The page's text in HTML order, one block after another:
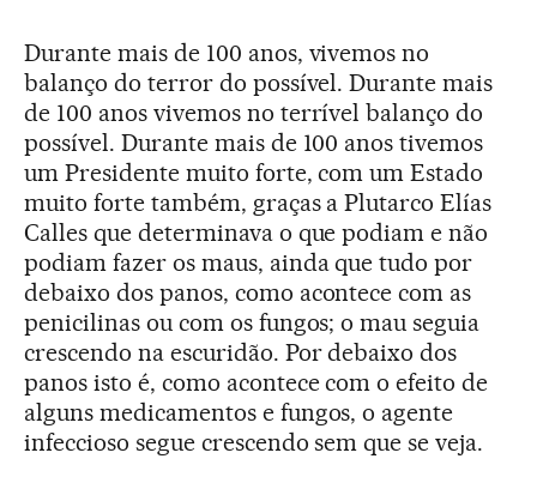
Durante mais de 100 anos, vivemos no
balanço do terror do possível. Durante mais
de 100 anos vivemos no terrível balanço do
possível. Durante mais de 100 anos tivemos
um Presidente muito forte, com um Estado
muito forte também, graças a Plutarco Elías
Calles que determinava o que podiam e não
podiam fazer os maus, ainda que tudo por
debaixo dos panos, como acontece com as
penicilinas ou com os fungos; o mau seguia
crescendo na escuridão. Por debaixo dos
panos isto é, como acontece com o efeito de
alguns medicamentos e fungos, o agente
infeccioso segue crescendo sem que se veja.